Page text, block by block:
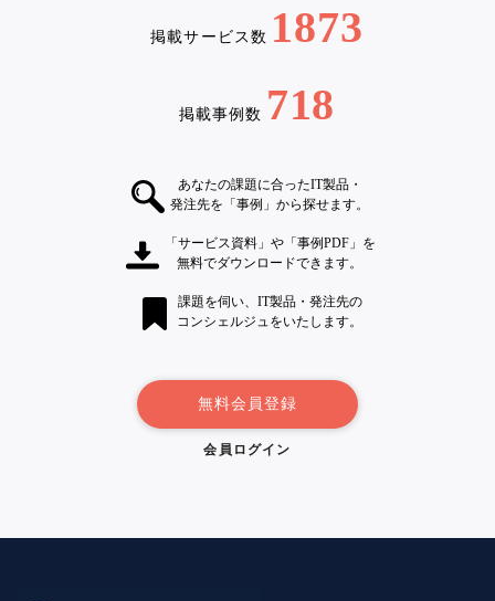
掲載サービス数 1873
掲載事例数 718
あなたの課題に合ったIT製品・
発注先を「事例」から探せます。
「サービス資料」や「事例PDF」を
無料でダウンロードできます。
課題を伺い、IT製品・発注先の
コンシェルジュをいたします。
無料会員登録
会員ログイン